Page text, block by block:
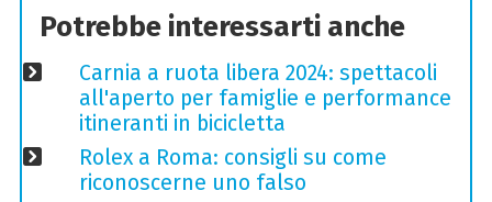
Potrebbe interessarti anche
Carnia a ruota libera 2024: spettacoli
all'aperto per famiglie e performance
itineranti in bicicletta
Rolex a Roma: consigli su come
riconoscerne uno falso